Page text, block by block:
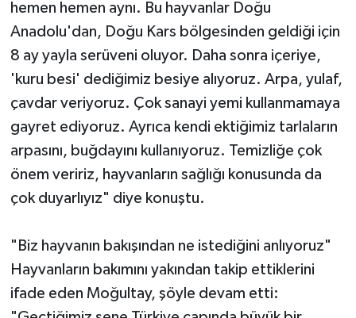
hemen hemen aynı. Bu hayvanlar Doğu
Anadolu'dan, Doğu Kars bölgesinden geldiği için
8 ay yayla serüveni oluyor. Daha sonra içeriye,
'kuru besi' dediğimiz besiye alıyoruz. Arpa, yulaf,
çavdar veriyoruz. Çok sanayi yemi kullanmamaya
gayret ediyoruz. Ayrıca kendi ektiğimiz tarlaların
arpasını, buğdayını kullanıyoruz. Temizliğe çok
önem veririz, hayvanların sağlığı konusunda da
çok duyarlıyız" diye konuştu.
"Biz hayvanın bakışından ne istediğini anlıyoruz"
Hayvanların bakımını yakından takip ettiklerini
ifade eden Moğultay, şöyle devam etti: